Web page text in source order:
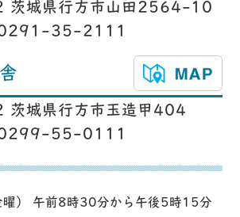
城県行方市山田2564-10
0291-35-2111
城県行方市玉造甲404
0299-55-0111
曜） 午前8時30分から午後5時15分